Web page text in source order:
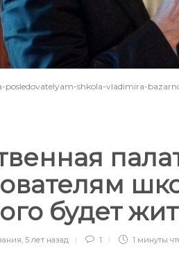
shkola-vladimira-
будет
, 5 лет назад 1 1 минуты